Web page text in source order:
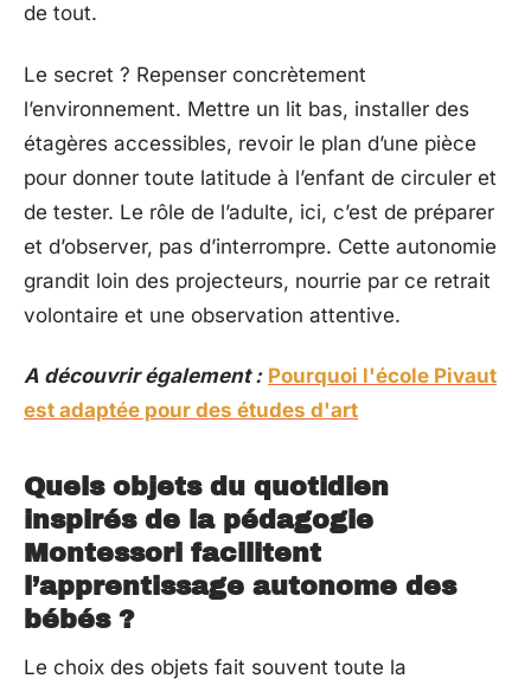
de tout.
Le secret ? Repenser concrètement
l’environnement. Mettre un lit bas, installer des
étagères accessibles, revoir le plan d’une pièce
pour donner toute latitude à l’enfant de circuler et
de tester. Le rôle de l’adulte, ici, c’est de préparer
et d’observer, pas d’interrompre. Cette autonomie
grandit loin des projecteurs, nourrie par ce retrait
volontaire et une observation attentive.
A découvrir également : Pourquoi l'école Pivaut
est adaptée pour des études d'art
Quels objets du quotidien
inspirés de la pédagogie
Montessori facilitent
l’apprentissage autonome des
bébés ?
Le choix des objets fait souvent toute la